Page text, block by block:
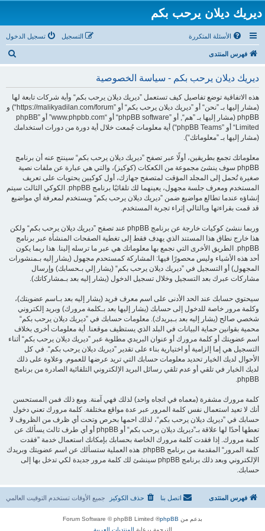
ديريك ديلان يرحب بكم
الأسئلة المتكررة تسجيل الدخول التسجيل
فهرس المنتدى
ديريك ديلان يرحب بكم - سياسة الخصوصية
هذه الاتفاقية توضع تفاصيل كيف تستعمل ”ديريك ديلان يرحب بكم“ وأية شركات تابعة لها
(مشار إليها بـ ”نحن“ أو ”ديريك ديلان يرحب بكم“ أو ”https://malikyadilan.com/forum“) و
phpBB (مشار إليها بـ ”هم“, أو ”phpBB software“ أو “www.phpbb.com” أو ”phpBB
Limited“ أو ”phpBB Teams“) أية معلومات جُمعت خلال أية دورة من دورات استخدامك
(مشار إليها بـ ”معلوماتك“).
معلوماتك تجمع بطريقين، أولًا عبر تصفح ”ديريك ديلان يرحب بكم“ سينتج عنه أن برنامج
phpBB سوف ينشئ مجموعة من الكعكات (كوكيز)، والتي هي عبارة عن ملفات نصية
صغيرة تُحمل إلى المجلد المؤقت لمتصفح جهازك، أول كوكيين يحتويات على تعريف
المستخدم ومعرف جلسة مجهول، يعينهما لك تلقائيًا برنامج phpBB. الكوكي الثالث سيتم
إنشاؤه عندما تطالع مواضيع ضمن ”ديريك ديلان يرحب بكم“ ويستخدم لمعرفة أي مواضيع
قد قمت بقراءتها وبالتالي إثراء تجربة المستخدم.
وربما ننشئ كوكيات خارجة عن برنامج phpBB عند تصفح ”ديريك ديلان يرحب بكم“ ولكن
هذا خارج نطاق هذا المستند الذي يهدف فقط إلى تغطية الصفحات المنشأة عبر برنامج
phpBB. الطريق الأخرى التي نجمع بها معلوماتك هي عبر ما ترسله إلينا. هذا ربما يكون
أحد هذه الأشياء وليس محصورًا فيها: المشاركة كمستحدم مجهول (يشار إليه بـمنشورات
المجهول) أو التسجيل في ”ديريك ديلان يرحب بكم“ (يشار إلي بـحسابك) وإرسال
مشاركات عبرك بعد التسجيل وخلال تسجيل الدخول (يشار إليه بعد بـمشاركاتك).
سيحتوي حسابك عند الحد الأدنى على اسم معرف فريد (يشار إليه بعد بـاسم عضويتك)،
وكلمة مرور خاصة للدخول إلى حسابك (يشار إليها بعد بـكلمة مرورك) وبريد إلكتروني
شخصي صالح (يشار إليه بعد بـبريدك). معلومات حسابك في ”ديريك ديلان يرحب بكم“
محمية بقوانين حماية البيانات في البلد الذي يستظيف موقعنا. أية معلومات أخرى بخلاف
اسم عضويتك أو كلمة مرورك أو عنوان البريدي مطلوبة عبر ”ديريك ديلان يرحب بكم“ أثناء
التسجيل هي إما إلزامية أو اختيارية بناء على تقدير ”ديريك ديلان يرحب بكم“. في كل
الأحوال لديك الخيار تحديد معلومات حسابك التي تريد عرضها للعموم. وعلاوة على ذلك
لديك الخيار في تلقي أو عدم تلقي رسائل البريد الإلكتروني التلقائية الصادرة من برنامج
phpBB.
كلمة مرورك مشفرة (معماه في اتجاه واحد) لذلك فهي آمنة. ومع ذلك فمن المستحسن
أنك لا تعيد استعمال نفس كلمة المرور عبر عدة مواقع مختلفة. كلمة مرورك تعني دخول
حسابك في ”ديريك ديلان يرحب بكم“، لذلك احمها بحرص وتحت أي ظرف من الظروف لا
تعطها أحدًا لها علاقة بـ”ديريك ديلان يرحب بكم“ أو phpBB أو أي طرف ثالث يسألك عن
كلمة مرورك. إذا فقدت كلمة مرورك الخاصة بحسابك بإمكانك استعمال خدمة ”فقدت
كلمة المرور“ المقدمة من برنامج phpBB. هذه العملية ستسألك عن اسم عضويتك وبريدك
الإلكتروني وبعد ذلك برنامج phpBB سينشئ لك كلمة مرور جديدة لكي تدخل بها إلى
حسابك.
فهرس المنتدى جميع الأوقات تستخدم التوقيت العالمي حذف الكوكيز اتصل بنا
بدعم من phpBB
® Forum Software © phpBB Limited
الترجمة برعاية المنتديات العربية